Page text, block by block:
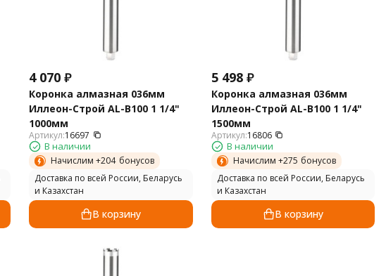
4 070 ₽
Коронка алмазная 036мм
Иллеон-Строй AL-B100 1 1/4"
1000мм
Артикул:16697
В наличии
Начислим +204 бонусов
Доставка по всей России, Беларусь
и Казахстан
В корзину
5 498 ₽
Коронка алмазная 036мм
Иллеон-Строй AL-B100 1 1/4"
1500мм
Артикул:16806
В наличии
Начислим +275 бонусов
Доставка по всей России, Беларусь
и Казахстан
В корзину